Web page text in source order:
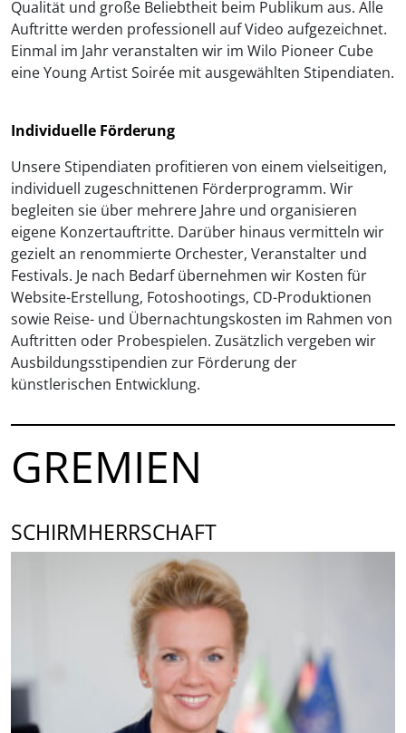
Qualität und große Beliebtheit beim Publikum aus. Alle
Auftritte werden professionell auf Video aufgezeichnet.
Einmal im Jahr veranstalten wir im Wilo Pioneer Cube
eine Young Artist Soirée mit ausgewählten Stipendiaten.
Individuelle Förderung
Unsere Stipendiaten profitieren von einem vielseitigen,
individuell zugeschnittenen Förderprogramm. Wir
begleiten sie über mehrere Jahre und organisieren
eigene Konzertauftritte. Darüber hinaus vermitteln wir
gezielt an renommierte Orchester, Veranstalter und
Festivals. Je nach Bedarf übernehmen wir Kosten für
Website-Erstellung, Fotoshootings, CD-Produktionen
sowie Reise- und Übernachtungskosten im Rahmen von
Auftritten oder Probespielen. Zusätzlich vergeben wir
Ausbildungsstipendien zur Förderung der
künstlerischen Entwicklung.
GREMIEN
SCHIRMHERRSCHAFT